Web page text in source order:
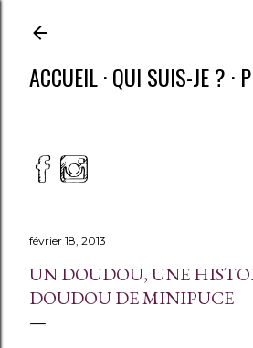
ACCUEIL QUI SUIS-JE ?
février 18, 2013
UN DOUDOU, UNE
DOUDOU DE MINIPUCE